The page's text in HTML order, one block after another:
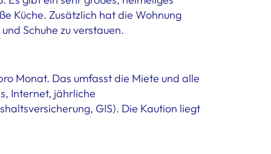
Küche. Zusätzlich hat die Wohnung
Schuhe zu verstauen.
Monat. Das umfasst die Miete und alle
Internet, jährliche
GIS). Die Kaution liegt